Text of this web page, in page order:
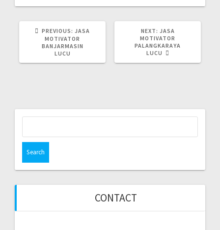
PREVIOUS: PREVIOUS
POST:
JASA
MOTIVATOR
BANJARMASIN
LUCU
NEXT: NEXT
POST:
JASA
MOTIVATOR
PALANGKARAYA
LUCU
CONTACT